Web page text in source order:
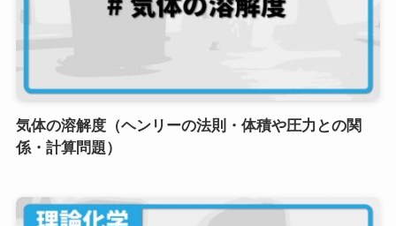
気体の溶解度（ヘンリーの法則・体積や圧力との関
係・計算問題）